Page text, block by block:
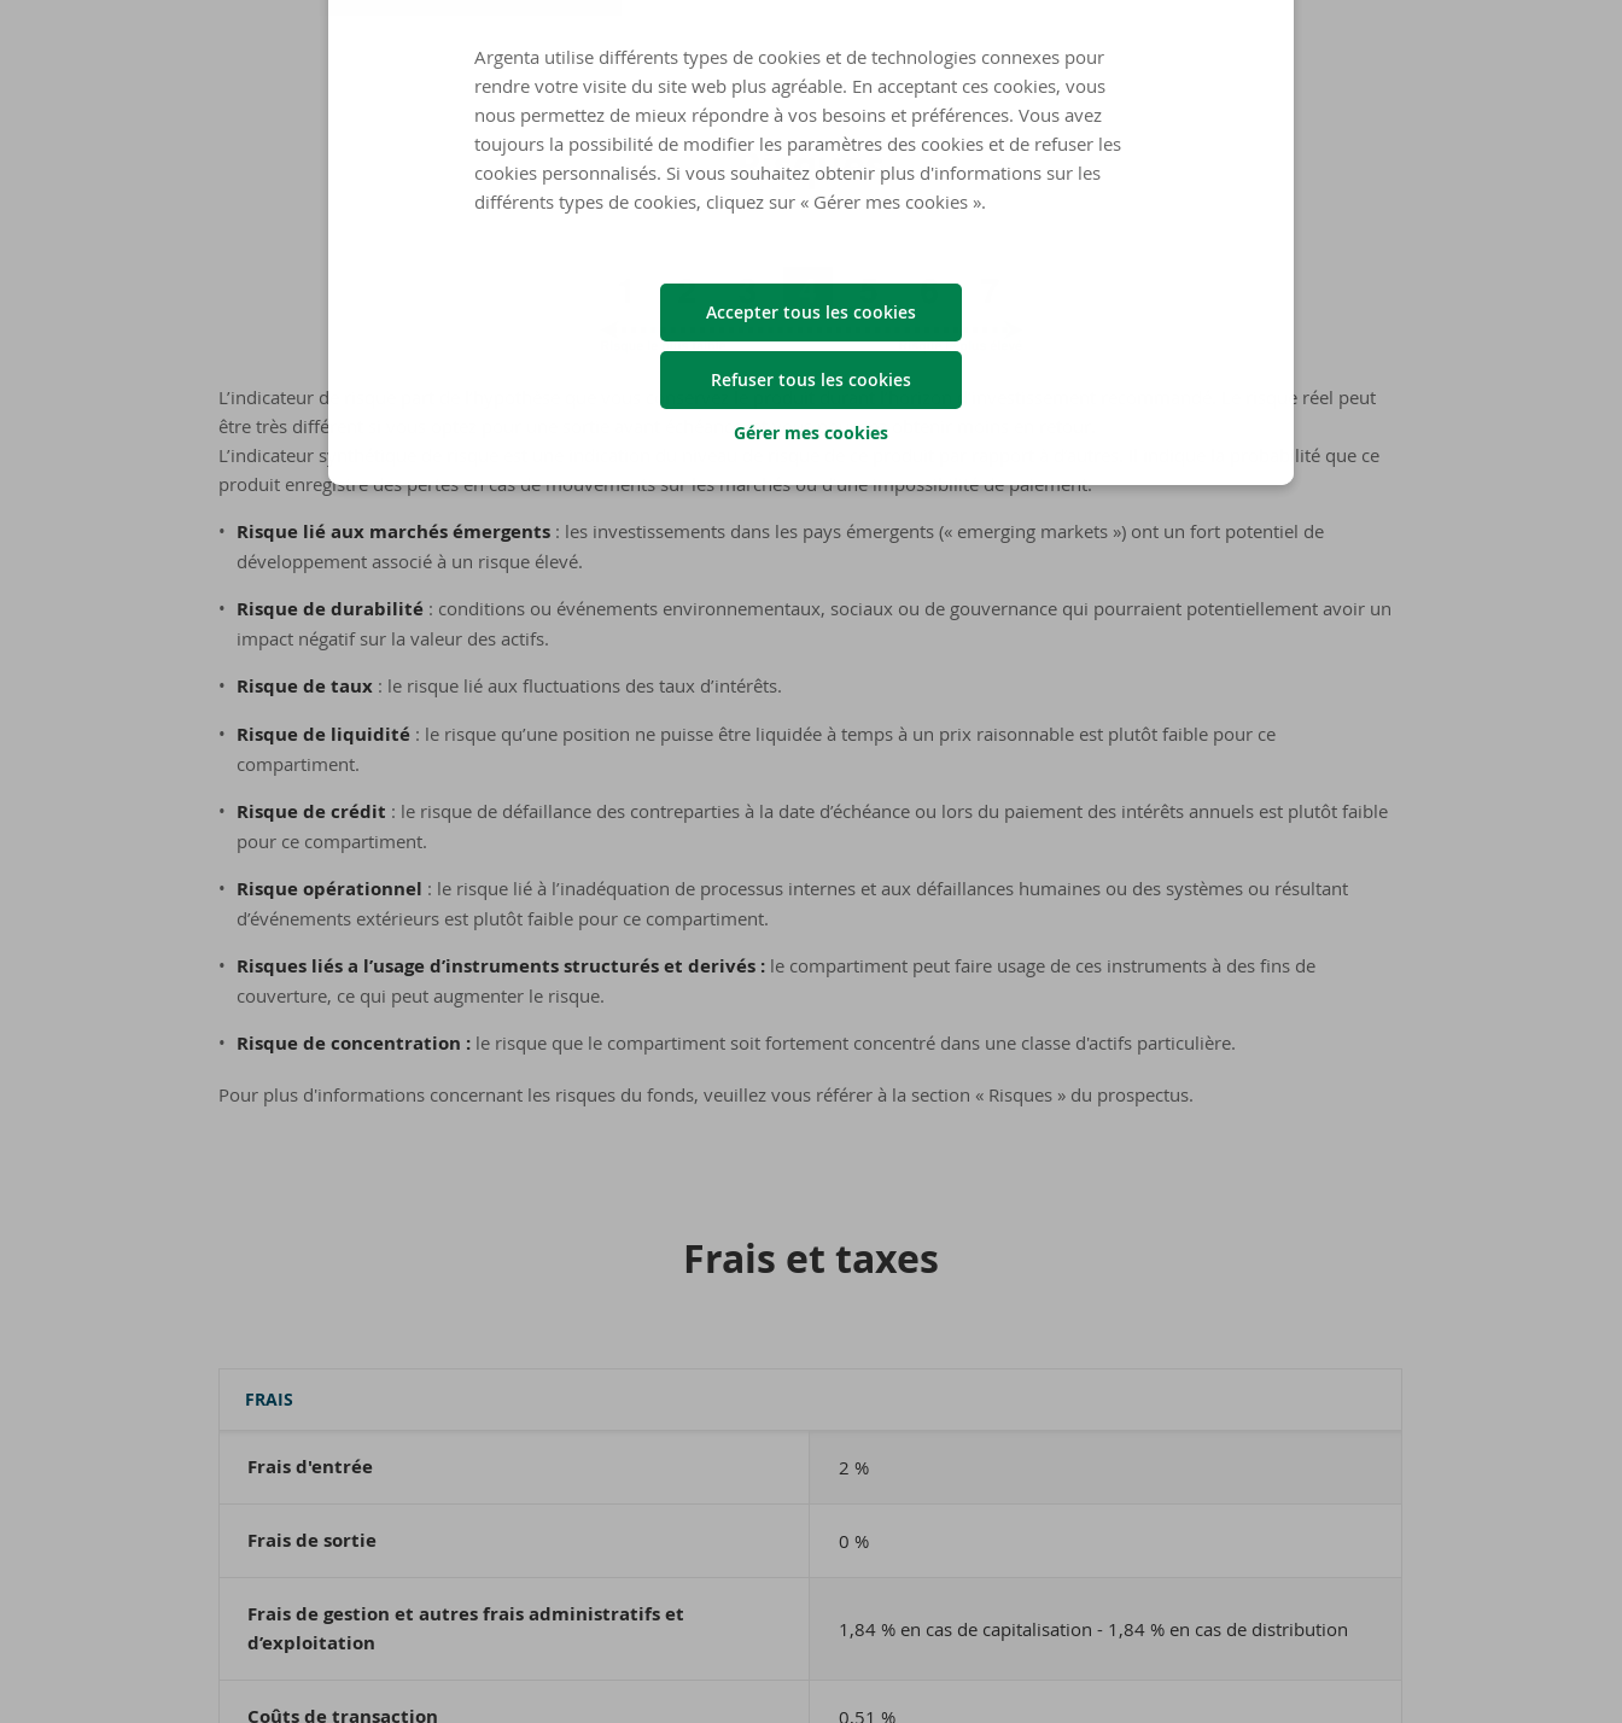
Argenta utilise différents types de cookies et de technologies connexes pour
rendre votre visite du site web plus agréable. En acceptant ces cookies, vous
nous permettez de mieux répondre à vos besoins et préférences. Vous avez
toujours la possibilité de modifier les paramètres des cookies et de refuser les
cookies personnalisés. Si vous souhaitez obtenir plus d'informations sur les
différents types de cookies, cliquez sur « Gérer mes cookies ».
Accepter tous les cookies
Refuser tous les cookies
Gérer mes cookies
Risques
L’indicateur de risque part de l’hypothèse que vous conservez le produit durant l’horizon d’investissement recommandé. Le risque réel peut
être très différent si vous optez pour une sortie avant échéance, et vous pourriez obtenir moins en retour.
L’indicateur synthétique de risque est une indication du niveau de risque de ce produit par rapport à d’autres. Il indique la probabilité que ce
produit enregistre des pertes en cas de mouvements sur les marchés ou d’une impossibilité de paiement.
Risque lié aux marchés émergents : les investissements dans les pays émergents (« emerging markets ») ont un fort potentiel de
développement associé à un risque élevé.
Risque de durabilité : conditions ou événements environnementaux, sociaux ou de gouvernance qui pourraient potentiellement avoir un
impact négatif sur la valeur des actifs.
Risque de taux : le risque lié aux fluctuations des taux d’intérêts.
Risque de liquidité : le risque qu’une position ne puisse être liquidée à temps à un prix raisonnable est plutôt faible pour ce
compartiment.
Risque de crédit : le risque de défaillance des contreparties à la date d’échéance ou lors du paiement des intérêts annuels est plutôt faible
pour ce compartiment.
Risque opérationnel : le risque lié à l’inadéquation de processus internes et aux défaillances humaines ou des systèmes ou résultant
d’événements extérieurs est plutôt faible pour ce compartiment.
Risques liés a l’usage d’instruments structurés et derivés : le compartiment peut faire usage de ces instruments à des fins de
couverture, ce qui peut augmenter le risque.
Risque de concentration : le risque que le compartiment soit fortement concentré dans une classe d'actifs particulière.
Pour plus d'informations concernant les risques du fonds, veuillez vous référer à la section « Risques » du prospectus.
Frais et taxes
FRAIS
Frais d'entrée 2 %
Frais de sortie 0 %
Frais de gestion et autres frais administratifs et
d’exploitation
1,84 % en cas de capitalisation - 1,84 % en cas de distribution
Coûts de transaction 0,51 %